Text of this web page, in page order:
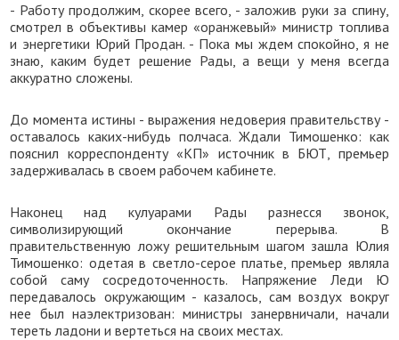
- Работу продолжим, скорее всего, - заложив руки за спину,
смотрел в объективы камер «оранжевый» министр топлива
и энергетики Юрий Продан. - Пока мы ждем спокойно, я не
знаю, каким будет решение Рады, а вещи у меня всегда
аккуратно сложены.
До момента истины - выражения недоверия правительству -
оставалось каких-нибудь полчаса. Ждали Тимошенко: как
пояснил корреспонденту «КП» источник в БЮТ, премьер
задерживалась в своем рабочем кабинете.
Наконец над кулуарами Рады разнесся звонок,
символизирующий окончание перерыва. В
правительственную ложу решительным шагом зашла Юлия
Тимошенко: одетая в светло-серое платье, премьер являла
собой саму сосредоточенность. Напряжение Леди Ю
передавалось окружающим - казалось, сам воздух вокруг
нее был наэлектризован: министры занервничали, начали
тереть ладони и вертеться на своих местах.